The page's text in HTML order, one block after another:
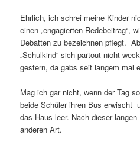
Ehrlich, ich schrei meine Kinder
einen „engagierten Redebeitrag“,
Debatten zu bezeichnen pflegt.
„Schulkind“ sich partout nicht
gestern, da gabs seit langem mal
Mag ich gar nicht, wenn der Tag
beide Schüler ihren Bus erwischt
das Haus leer. Nach dieser
anderen Art.